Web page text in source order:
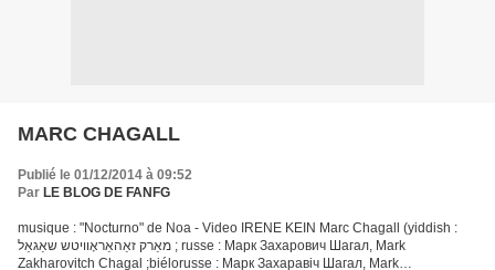
MARC CHAGALL
Publié le 01/12/2014 à 09:52
Par LE BLOG DE FANFG
musique : "Nocturno" de Noa - Video IRENE KEIN Marc Chagall (yiddish :
מאַרק זאַהאַראָוויטש שאַגאַל ; russe : Марк Захарович Шагал, Mark
Zakharovitch Chagal ;biélorusse : Марк Захаравiч Шагал, Mark